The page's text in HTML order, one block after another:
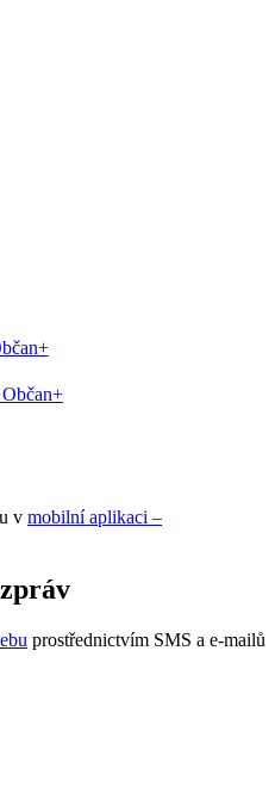
v mobilní aplikaci –
prostřednictvím SMS a e-mailů